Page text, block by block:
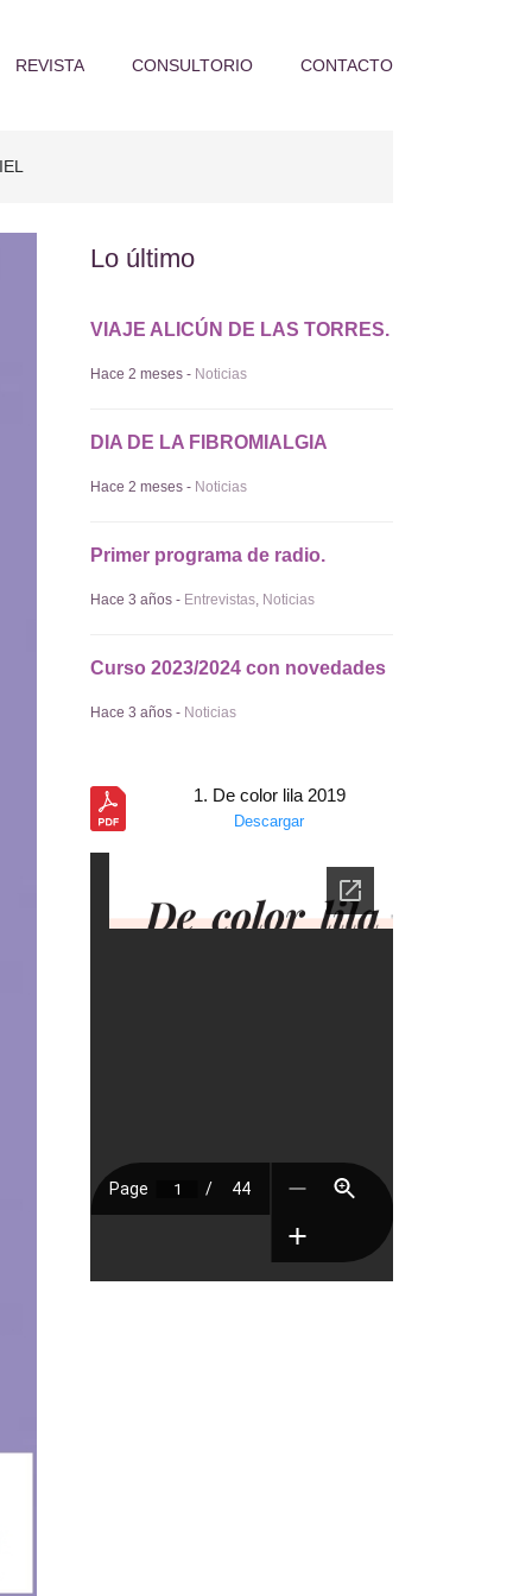
REVISTA CONSULTORIO CONTACTO
Lo último
VIAJE ALICÚN DE LAS TORRES.
Hace 2 meses - Noticias
DIA DE LA FIBROMIALGIA
Hace 2 meses - Noticias
Primer programa de radio.
Hace 3 años - Entrevistas, Noticias
Curso 2023/2024 con novedades
Hace 3 años - Noticias
1. De color lila 2019
Descargar